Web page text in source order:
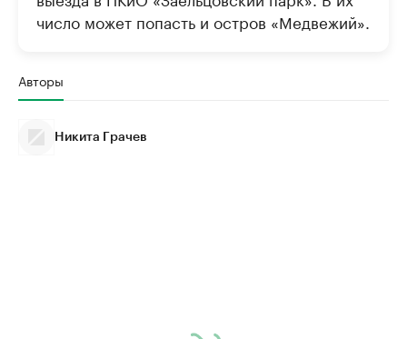
число может попасть и остров «Медвежий».
Авторы
Никита Грачев